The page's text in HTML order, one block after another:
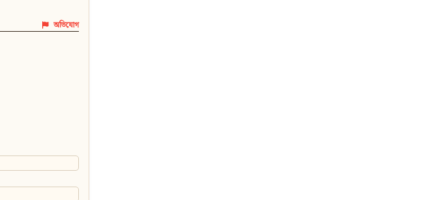
অভিযোগ